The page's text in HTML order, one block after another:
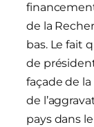
de la
bas. Le fait
de
façade de
de
pays dans